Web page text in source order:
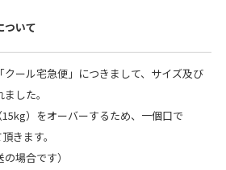
ついて
クール宅急便」につきまして、サイズ及び
した。
）をオーバーするため、一個口で
きます。
場合です）